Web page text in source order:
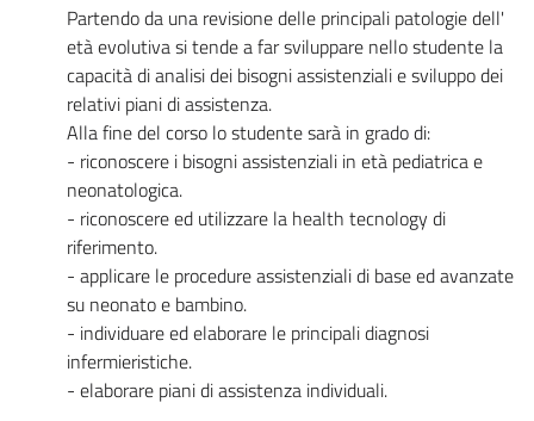
Partendo da una revisione delle principali patologie dell'
età evolutiva si tende a far sviluppare nello studente la
capacità di analisi dei bisogni assistenziali e sviluppo dei
relativi piani di assistenza.
Alla fine del corso lo studente sarà in grado di:
- riconoscere i bisogni assistenziali in età pediatrica e
neonatologica.
- riconoscere ed utilizzare la health tecnology di
riferimento.
- applicare le procedure assistenziali di base ed avanzate
su neonato e bambino.
- individuare ed elaborare le principali diagnosi
infermieristiche.
- elaborare piani di assistenza individuali.